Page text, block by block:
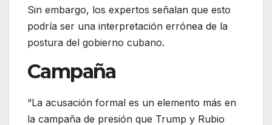
Sin embargo, los expertos señalan que esto
podría ser una interpretación errónea de la
postura del gobierno cubano.
Campaña
“La acusación formal es un elemento más en
la campaña de presión que Trump y Rubio